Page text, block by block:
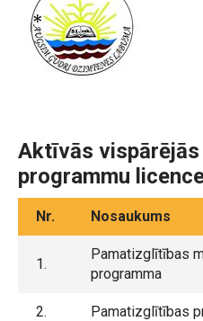
Aktīvās
programmu
Nr. Nosaukums
1.
Pamatizglītības
programma
2. Pamatizglītības